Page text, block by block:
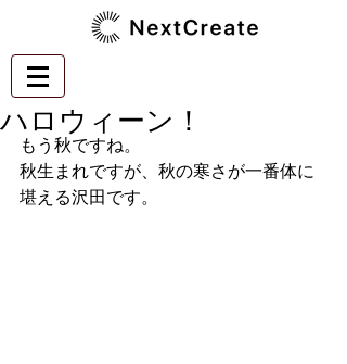
ハロウィーン！
もう秋ですね。
秋生まれですが、秋の寒さが一番体に
堪える沢田です。